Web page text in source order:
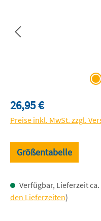
Regulärer Preis:
26,95 €
Preise inkl. MwSt. zzgl.
Größentabelle
Verfügbar, Lieferzeit
den Lieferzeiten)